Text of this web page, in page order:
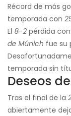
Récord de más
temporada con
El 8-2 pérdida
de Múnich fue su
temporada sin
Deseos
Tras el final de la
abiertamente